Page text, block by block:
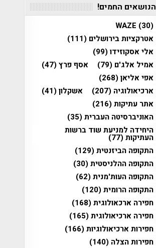
הנושאים החמים!
WAZE (30)
אטרקציות בירושלים (111)
אלי אסקוזידו(99)
אמיל אלג'ם (79) אסף פרץ(47)
אפי אליאן(268)
ארכיאולוגיה (207) אשקלון(41)
אתר עתיקות(216)
האוניברסיטה העברית(35)
היחידה למניעת שוד ברשות
העתיקות(77)
התקופה הביזנטית(129)
התקופה ההלניסטית(30)
התקופה העות'מנית(62)
התקופה הרומית(120)
חפירה ארכאולוגית(168)
חפירה ארכיאולוגית(165)
חפירות ארכיאולוגיות(166)
חפירות הצלה (140)